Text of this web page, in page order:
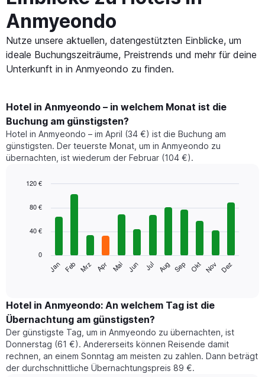
Anmyeondo
Nutze unsere aktuellen, datengestützten Einblicke, um
ideale Buchungszeiträume, Preistrends und mehr für deine
Unterkunft in in Anmyeondo zu finden.
Hotel in Anmyeondo – in welchem Monat ist die
Buchung am günstigsten?
Hotel in Anmyeondo – im April (34 €) ist die Buchung am
günstigsten. Der teuerste Monat, um in Anmyeondo zu
übernachten, ist wiederum der Februar (104 €).
chart
bars.
folgende
den
durchschnittlichen
Zimmerpreis
im
jeweiligen
Monat
an.
graphic.
Jan Feb Mrz Apr Mai Jun Jul Aug Sep Okt Nov Dez
0
40 €
80 €
120 €
Hotel in Anmyeondo: An welchem Tag ist die
Übernachtung am günstigsten?
Der günstigste Tag, um in Anmyeondo zu übernachten, ist
Donnerstag (61 €). Andererseits können Reisende damit
rechnen, an einem Sonntag am meisten zu zahlen. Dann beträgt
der durchschnittliche Übernachtungspreis 89 €.